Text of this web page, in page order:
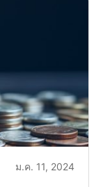
ม.ค. 11, 2024